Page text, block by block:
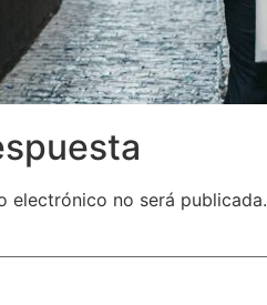
electrónico no será publicada.